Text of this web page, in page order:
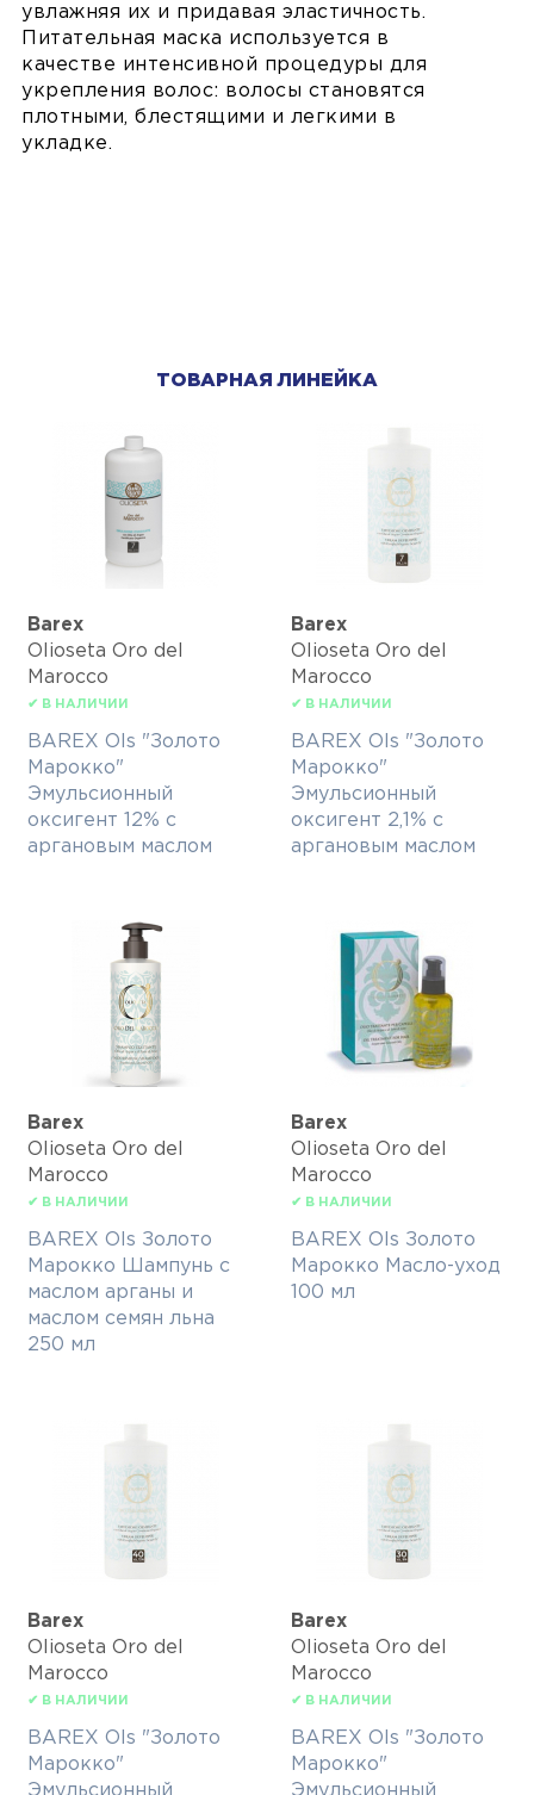
увлажняя их и придавая эластичность.
Питательная маска используется в
качестве интенсивной процедуры для
укрепления волос: волосы становятся
плотными, блестящими и легкими в
укладке.
ТОВАРНАЯ ЛИНЕЙКА
Barex
Olioseta Oro del
Marocco
✔ В НАЛИЧИИ
BAREX Ols "Золото
Марокко"
Эмульсионный
оксигент 12% с
аргановым маслом
Barex
Olioseta Oro del
Marocco
✔ В НАЛИЧИИ
BAREX Ols "Золото
Марокко"
Эмульсионный
оксигент 2,1% с
аргановым маслом
Barex
Olioseta Oro del
Marocco
✔ В НАЛИЧИИ
BAREX Ols Золото
Марокко Шампунь с
маслом арганы и
маслом семян льна
250 мл
Barex
Olioseta Oro del
Marocco
✔ В НАЛИЧИИ
BAREX Ols Золото
Марокко Масло-уход
100 мл
Barex
Olioseta Oro del
Marocco
✔ В НАЛИЧИИ
BAREX Ols "Золото
Марокко"
Эмульсионный
Barex
Olioseta Oro del
Marocco
✔ В НАЛИЧИИ
BAREX Ols "Золото
Марокко"
Эмульсионный